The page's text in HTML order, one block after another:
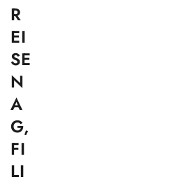
R
EI
SE
N
A
G,
FI
LI